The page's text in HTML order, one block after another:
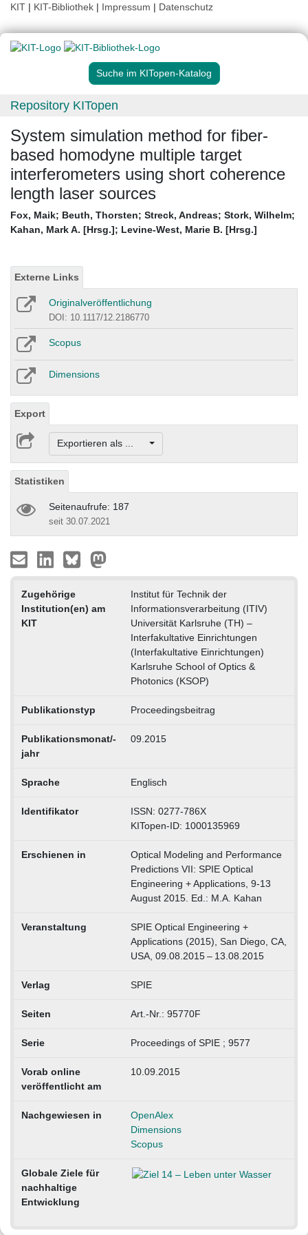
KIT | KIT-Bibliothek | Impressum | Datenschutz
Suche im KITopen-Katalog
Repository KITopen
System simulation method for fiber-
based homodyne multiple target
interferometers using short coherence
length laser sources
Fox, Maik; Beuth, Thorsten; Streck, Andreas; Stork, Wilhelm;
Kahan, Mark A. [Hrsg.]; Levine-West, Marie B. [Hrsg.]
Externe Links
Originalveröffentlichung
DOI: 10.1117/12.2186770
Scopus
Dimensions
Export
Exportieren als ...
Statistiken
Seitenaufrufe: 187
seit 30.07.2021
Zugehörige
Institution(en) am
KIT
Institut für Technik der
Informationsverarbeitung (ITIV)
Universität Karlsruhe (TH) –
Interfakultative Einrichtungen
(Interfakultative Einrichtungen)
Karlsruhe School of Optics &
Photonics (KSOP)
Publikationstyp Proceedingsbeitrag
Publikationsmonat/-
jahr
09.2015
Sprache Englisch
Identifikator
ISSN: 0277-786X
KITopen-ID: 1000135969
Erschienen in
Optical Modeling and Performance
Predictions VII: SPIE Optical
Engineering + Applications, 9-13
August 2015. Ed.: M.A. Kahan
Veranstaltung
SPIE Optical Engineering +
Applications (2015), San Diego, CA,
USA, 09.08.2015 – 13.08.2015
Verlag SPIE
Seiten Art.-Nr.: 95770F
Serie Proceedings of SPIE ; 9577
Vorab online
veröffentlicht am
10.09.2015
Nachgewiesen in
OpenAlex
Dimensions
Scopus
Globale Ziele für
nachhaltige
Entwicklung